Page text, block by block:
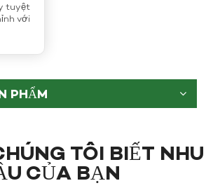
tuyệt
với
PHẨM
CỦA BẠN